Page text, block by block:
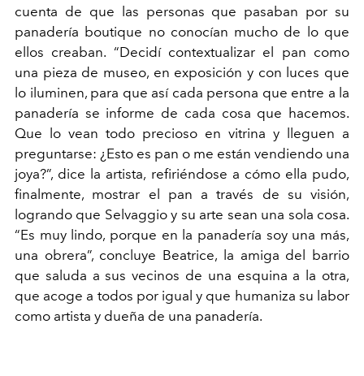
cuenta de que las personas que pasaban por su
panadería boutique no conocían mucho de lo que
ellos creaban. “Decidí contextualizar el pan como
una pieza de museo, en exposición y con luces que
lo iluminen, para que así cada persona que entre a la
panadería se informe de cada cosa que hacemos.
Que lo vean todo precioso en vitrina y lleguen a
preguntarse: ¿Esto es pan o me están vendiendo una
joya?”, dice la artista, refiriéndose a cómo ella pudo,
finalmente, mostrar el pan a través de su visión,
logrando que Selvaggio y su arte sean una sola cosa.
“Es muy lindo, porque en la panadería soy una más,
una obrera”, concluye Beatrice, la amiga del barrio
que saluda a sus vecinos de una esquina a la otra,
que acoge a todos por igual y que humaniza su labor
como artista y dueña de una panadería.